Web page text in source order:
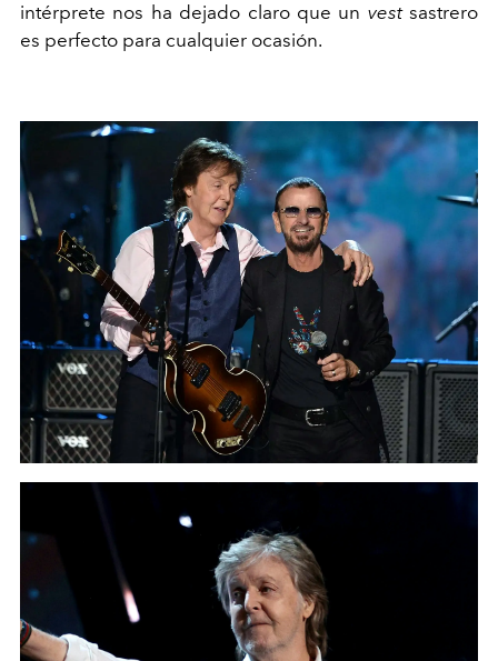
intérprete nos ha dejado claro que un vestsastrero
es perfecto para cualquier ocasión.